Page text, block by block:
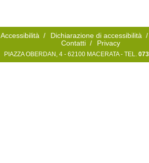
Accessibilità / Dichiarazione di accessibilità /
Contatti / Privacy
PIAZZA OBERDAN, 4 - 62100 MACERATA - TEL.